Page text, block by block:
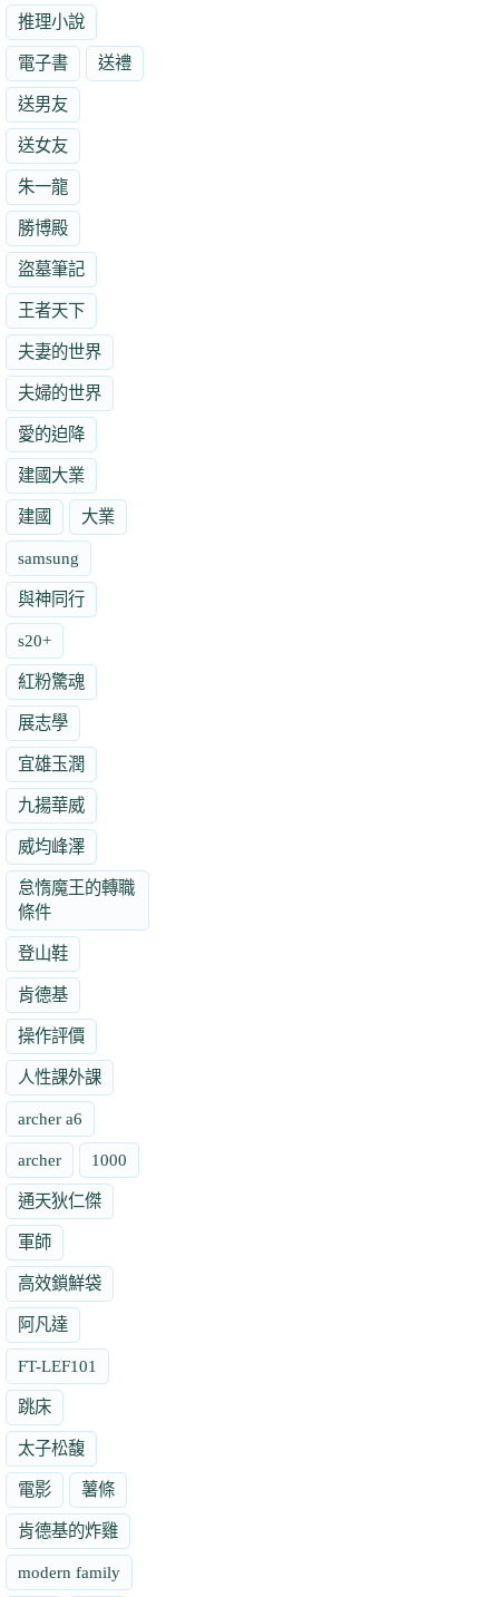
推理小說
電子書 送禮
送男友
送女友
朱一龍
勝博殿
盜墓筆記
王者天下
夫妻的世界
夫婦的世界
愛的迫降
建國大業
建國 大業
samsung
與神同行
s20+
紅粉驚魂
展志學
宜雄玉潤
九揚華威
威均峰澤
怠惰魔王的轉職
條件
登山鞋
肯德基
操作評價
人性課外課
archer a6
archer 1000
通天狄仁傑
軍師
高效鎖鮮袋
阿凡達
FT-LEF101
跳床
太子松馥
電影 薯條
肯德基的炸雞
modern family